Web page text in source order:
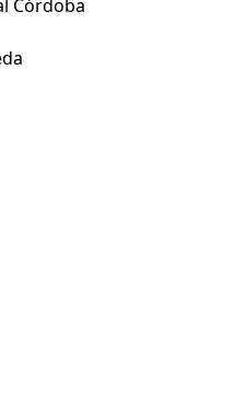
Córdoba